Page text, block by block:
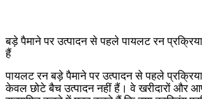
बड़े पैमाने पर उत्पादन से पहले पायलट रन
हैं
पायलट रन बड़े पैमाने पर उत्पादन से पहले
केवल छोटे बैच उत्पादन नहीं हैं। वे खरीदारों और